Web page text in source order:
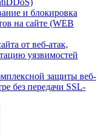
и блокировка
на сайте (WEB
от веб-атак,
уязвимостей
защиты веб-
без передачи SSL-